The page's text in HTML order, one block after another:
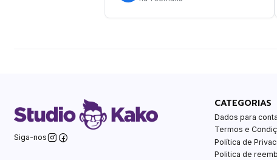
Siga-nos
CATEGORIAS
Dados para
Termos e
Política de
Politica de